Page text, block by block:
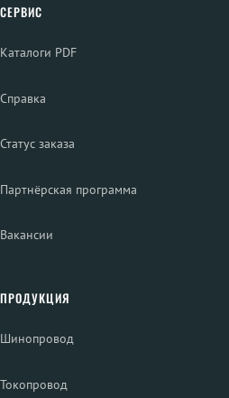
СЕРВИС
Каталоги PDF
Справка
Статус заказа
Партнёрская программа
Вакансии
ПРОДУКЦИЯ
Шинопровод
Токопровод